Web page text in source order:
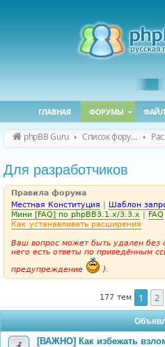
ГЛАВНАЯ ФОРУМЫ
phpBB Guru Список форумов
Для разработчиков
Правила форума
Местная Конституция | Шаблон
Мини [FAQ] по phpBB3.1.x/3.3.x | FAQ
Как устанавливать расширения
Ваш вопрос может быть удален без
него есть ответы по приведённым
предупреждение
).
177 тем 1 2
[ВАЖНО] Как избежать